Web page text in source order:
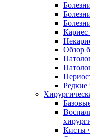
Кариес
Обзор
Редкие
Кисты